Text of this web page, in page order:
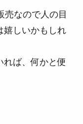
売なので人の目
嬉しいかもしれ
れば、何かと便